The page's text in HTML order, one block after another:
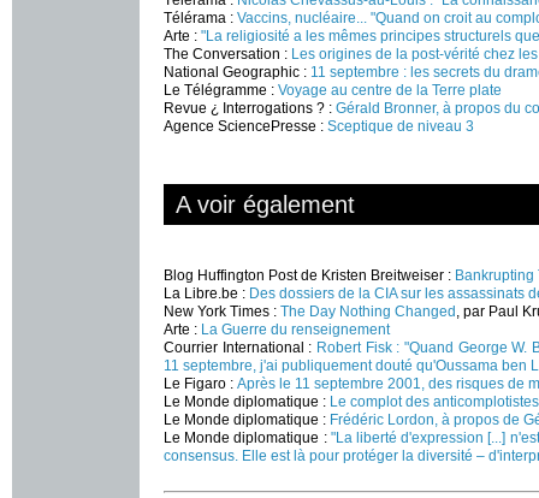
Télérama : Vaccins, nucléaire... "Quand on croit au
Arte : "La religiosité a les mêmes principes structurels
The Conversation : Les origines de la post-vérité chez
National Geographic : 11 septembre : les secrets du
Le Télégramme : Voyage au centre de la Terre plate
Revue ¿ Interrogations ? : Gérald Bronner, à propos du
Agence SciencePresse : Sceptique de niveau 3
A voir également
Blog Huffington Post de Kristen Breitweiser : Bankrupting
La Libre.be : Des dossiers de la CIA sur les assassinats
New York Times : The Day Nothing Changed , par Paul
Arte : La Guerre du renseignement
Courrier International : Robert Fisk : "Quand George W.
11 septembre, j'ai publiquement douté qu'Oussama ben
Le Figaro : Après le 11 septembre 2001, des risques de
Le Monde diplomatique : Le complot des anticomplotistes
Le Monde diplomatique : Frédéric Lordon, à propos de
Le Monde diplomatique : "La liberté d'expression [...]
consensus. Elle est là pour protéger la diversité –